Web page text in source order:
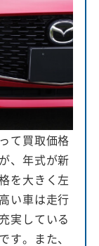
て買取価格
、年式が新
を大きく左
い車は走行
実している
す。また、